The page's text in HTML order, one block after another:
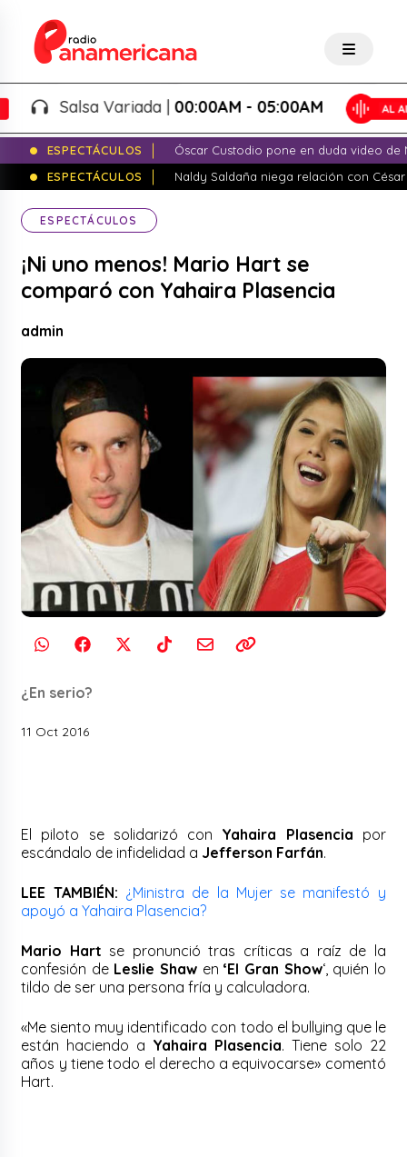
Salsa Variada |00:00AM - 05:00AM
ESPECTÁCULOS
Óscar Custodio pone en duda video de
ESPECTÁCULOS
Naldy Saldaña niega relación con
ESPECTÁCULOS
¡Ni uno menos! Mario Hart se
comparó con Yahaira Plasencia
admin
¿En serio?
11 Oct 2016
El piloto se solidarizó con Yahaira Plasencia por
escándalo de infidelidad a Jefferson Farfán.
LEE TAMBIÉN: ¿Ministra de la Mujer se manifestó y
apoyó a Yahaira Plasencia?
Mario Hart se pronunció tras críticas a raíz de la
confesión de Leslie Shaw en‘El Gran Show‘, quién lo
tildo de ser una persona fría y calculadora.
«Me siento muy identificado con todo el bullying que le
están haciendo a Yahaira Plasencia. Tiene solo 22
años y tiene todo el derecho a equivocarse» comentó
Hart.